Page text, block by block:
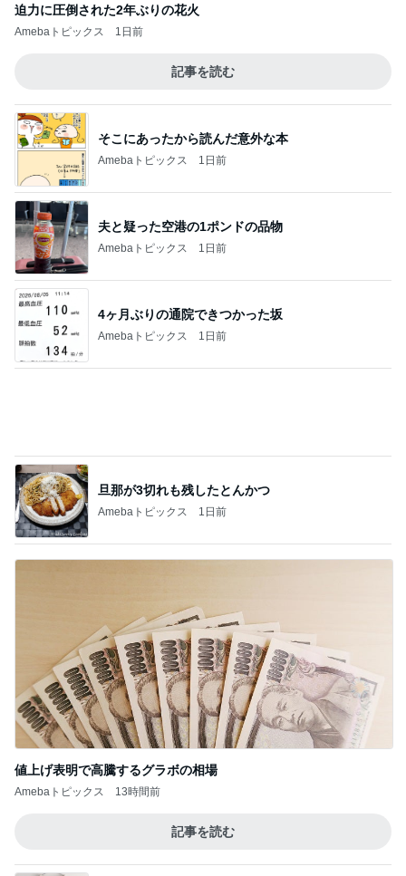
Amebaトピックス 1日前
4ヶ月ぶりの通院できつかった坂
Amebaトピックス 1日前
旦那が3切れも残したとんかつ
Amebaトピックス 1日前
13時間前
記事を読む
夏休みに迷ったら頼りになる白パンツ
Amebaトピックス 2日前
Amebaトピックス 19時間前